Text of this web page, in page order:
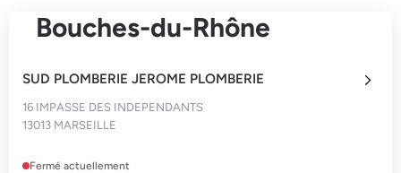
Bouches-du-Rhône
SUD PLOMBERIE JEROME PLOMBERIE
16 IMPASSE DES INDEPENDANTS
13013 MARSEILLE
Fermé actuellement